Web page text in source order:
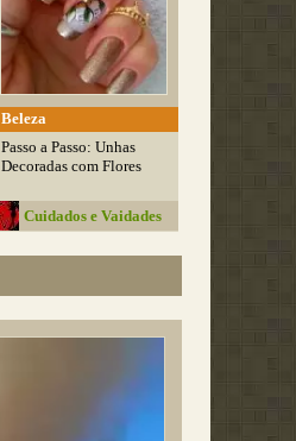
Beleza
Passo a Passo: Unhas
Decoradas com Flores
Cuidados e Vaidades